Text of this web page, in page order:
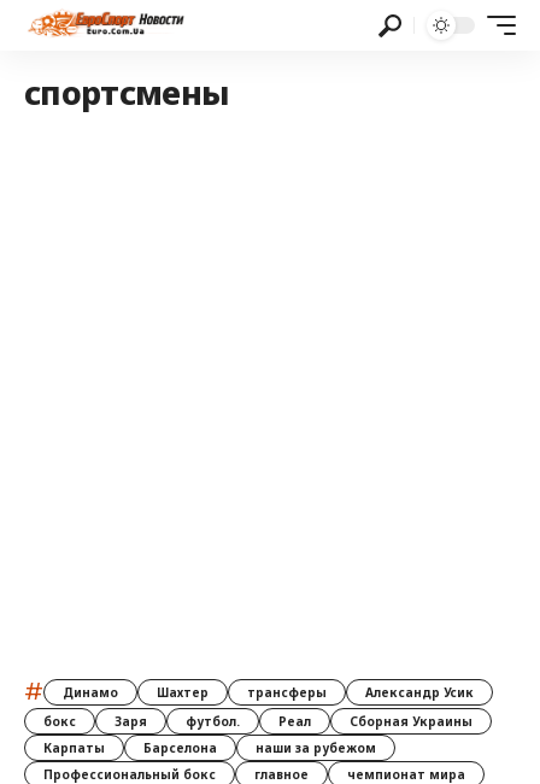
спортсмены
# Динамо Шахтер трансферы
Александр Усик
бокс
Заря футбол. Реал
Сборная Украины
Карпаты
Барселона
наши за рубежом
Профессиональный бокс
главное
чемпионат мира